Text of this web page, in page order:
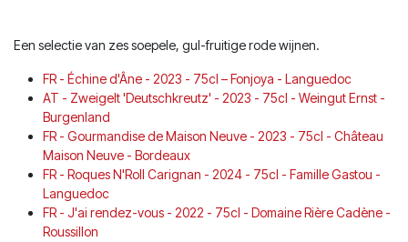
Een selectie van zes soepele, gul-fruitige rode wijnen.
FR - Échine d'Âne - 2023 - 75cl – Fonjoya - Languedoc
AT - Zweigelt 'Deutschkreutz' - 2023 - 75cl - Weingut Ernst -
Burgenland
FR - Gourmandise de Maison Neuve - 2023 - 75cl - Château
Maison Neuve - Bordeaux
FR - Roques N'Roll Carignan - 2024 - 75cl - Famille Gastou -
Languedoc
FR - J'ai rendez-vous - 2022 - 75cl - Domaine Rière Cadène -
Roussillon